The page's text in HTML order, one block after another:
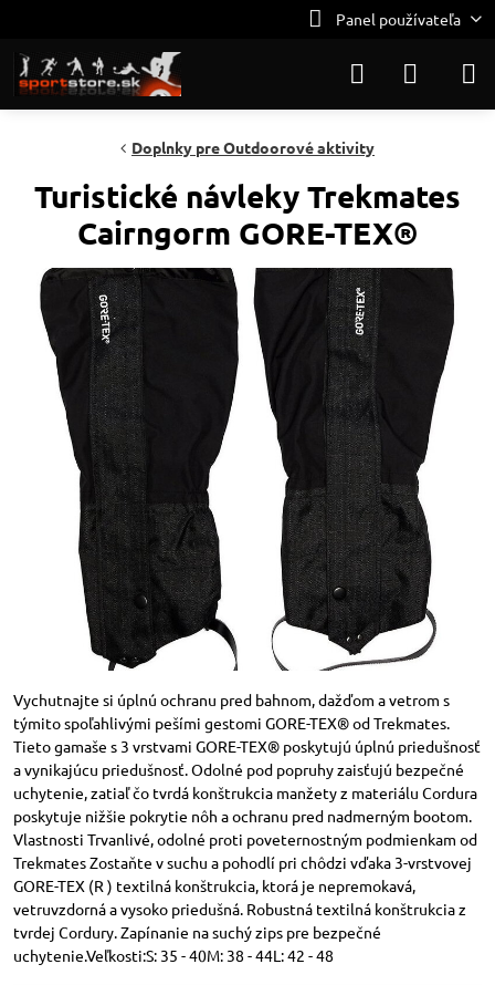
Panel používateľa
Doplnky pre Outdoorové aktivity
Turistické návleky Trekmates
Cairngorm GORE-TEX®
Vychutnajte si úplnú ochranu pred bahnom, dažďom a vetrom s
týmito spoľahlivými pešími gestomi GORE-TEX® od Trekmates.
Tieto gamaše s 3 vrstvami GORE-TEX® poskytujú úplnú priedušnosť
a vynikajúcu priedušnosť. Odolné pod popruhy zaisťujú bezpečné
uchytenie, zatiaľ čo tvrdá konštrukcia manžety z materiálu Cordura
poskytuje nižšie pokrytie nôh a ochranu pred nadmerným bootom.
Vlastnosti Trvanlivé, odolné proti poveternostným podmienkam od
Trekmates Zostaňte v suchu a pohodlí pri chôdzi vďaka 3-vrstvovej
GORE-TEX (R ) textilná konštrukcia, ktorá je nepremokavá,
vetruvzdorná a vysoko priedušná. Robustná textilná konštrukcia z
tvrdej Cordury. Zapínanie na suchý zips pre bezpečné
uchytenie.Veľkosti:S: 35 - 40M: 38 - 44L: 42 - 48